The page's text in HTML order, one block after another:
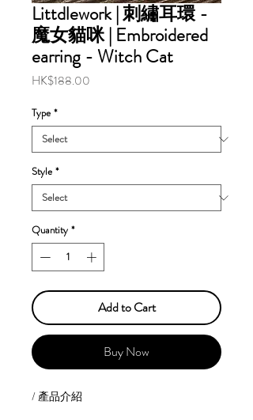
Littdlework | 刺繡耳環 -
魔女貓咪 | Embroidered
earring - Witch Cat
HK$188.00
Type *
Style *
Quantity *
Add to Cart
Buy Now
/ 產品介紹